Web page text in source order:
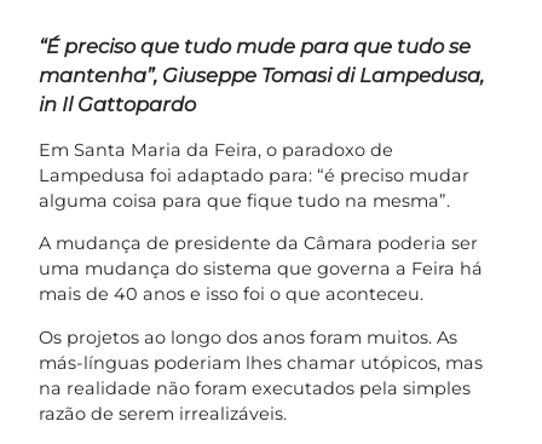
“É preciso que tudo mude para que tudo se
mantenha”, Giuseppe Tomasi di Lampedusa,
in Il Gattopardo
Em Santa Maria da Feira, o paradoxo de
Lampedusa foi adaptado para: “é preciso mudar
alguma coisa para que fique tudo na mesma”.
A mudança de presidente da Câmara poderia ser
uma mudança do sistema que governa a Feira há
mais de 40 anos e isso foi o que aconteceu.
Os projetos ao longo dos anos foram muitos. As
más-línguas poderiam lhes chamar utópicos, mas
na realidade não foram executados pela simples
razão de serem irrealizáveis.